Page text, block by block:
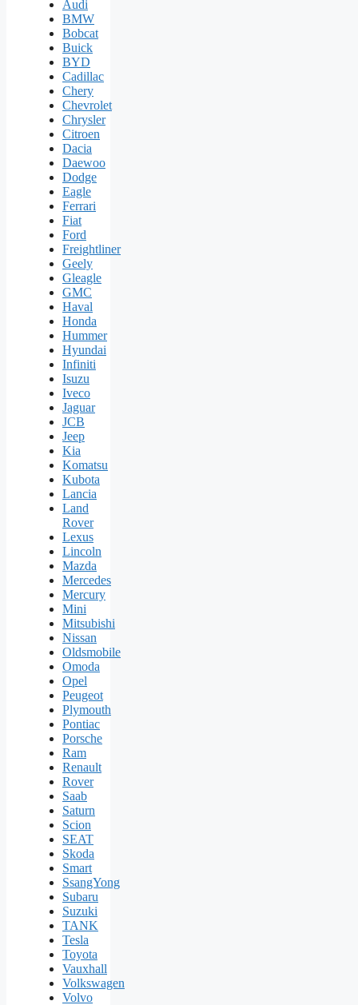
Audi
BMW
Bobcat
Buick
BYD
Cadillac
Chery
Chevrolet
Chrysler
Citroen
Dacia
Daewoo
Dodge
Eagle
Ferrari
Fiat
Ford
Freightliner
Geely
Gleagle
GMC
Haval
Honda
Hummer
Hyundai
Infiniti
Isuzu
Iveco
Jaguar
JCB
Jeep
Kia
Komatsu
Kubota
Lancia
Land
Rover
Lexus
Lincoln
Mazda
Mercedes
Mercury
Mini
Mitsubishi
Nissan
Oldsmobile
Omoda
Opel
Peugeot
Plymouth
Pontiac
Porsche
Ram
Renault
Rover
Saab
Saturn
Scion
SEAT
Skoda
Smart
SsangYong
Subaru
Suzuki
TANK
Tesla
Toyota
Vauxhall
Volkswagen
Volvo